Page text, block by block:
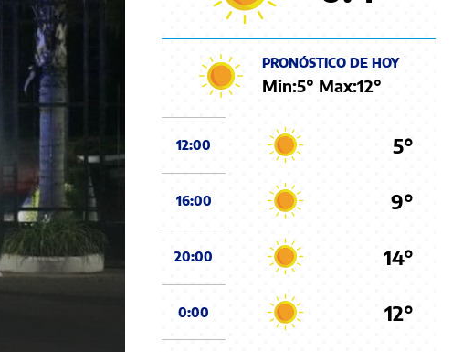
PRONÓSTICO DE HOY
Min:5° Max:12°
12:00 5°
16:00 9°
20:00 14°
0:00 12°